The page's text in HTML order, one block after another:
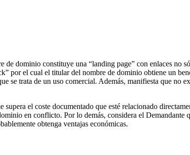
dominio constituye una “landing page” con enlaces no
por el cual el titular del nombre de dominio obtiene un
se trata de un uso comercial. Además, manifiesta que no
el coste documentado que esté relacionado
en conflicto. Por lo demás, considera el Demandante
obtenga ventajas económicas.